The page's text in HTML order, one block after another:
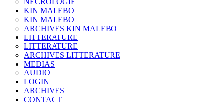
NECROLOGIE
KIN MALEBO
KIN MALEBO
ARCHIVES KIN MALEBO
LITTERATURE
LITTERATURE
ARCHIVES LITTERATURE
MEDIAS
AUDIO
LOGIN
ARCHIVES
CONTACT